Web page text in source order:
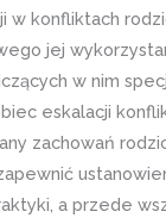
w konfliktach
jej
w nim
eskalacji
zachowań
a przede